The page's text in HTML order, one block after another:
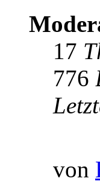
17
776
von